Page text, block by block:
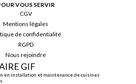
VOUS SERVIR
CGV
Mentions légales
de confidentialité
RGPD
Nous rejoindre
GIF
en installation et maintenance de cuisines